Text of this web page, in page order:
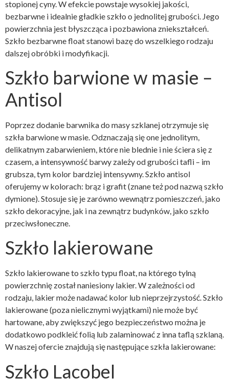
stopionej cyny. W efekcie powstaje wysokiej jakości,
bezbarwne i idealnie gładkie szkło o jednolitej grubości. Jego
powierzchnia jest błyszcząca i pozbawiona zniekształceń.
Szkło bezbarwne float stanowi bazę do wszelkiego rodzaju
dalszej obróbki i modyfikacji.
Szkło barwione w masie –
Antisol
Poprzez dodanie barwnika do masy szklanej otrzymuje się
szkła barwione w masie. Odznaczają się one jednolitym,
delikatnym zabarwieniem, które nie blednie i nie ściera się z
czasem, a intensywność barwy zależy od grubości tafli – im
grubsza, tym kolor bardziej intensywny. Szkło antisol
oferujemy w kolorach: brąz i grafit (znane też pod nazwą szkło
dymione). Stosuje się je zarówno wewnątrz pomieszczeń, jako
szkło dekoracyjne, jak i na zewnątrz budynków, jako szkło
przeciwsłoneczne.
Szkło lakierowane
Szkło lakierowane to szkło typu float, na którego tylną
powierzchnię został naniesiony lakier. W zależności od
rodzaju, lakier może nadawać kolor lub nieprzejrzystość. Szkło
lakierowane (poza nielicznymi wyjątkami) nie może być
hartowane, aby zwiększyć jego bezpieczeństwo można je
dodatkowo podkleić folią lub zalaminować z inna taflą szklaną.
W naszej ofercie znajdują się następujące szkła lakierowane:
Szkło Lacobel